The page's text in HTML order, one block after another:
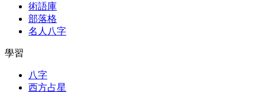
術語庫
部落格
名人八字
學習
八字
西方占星